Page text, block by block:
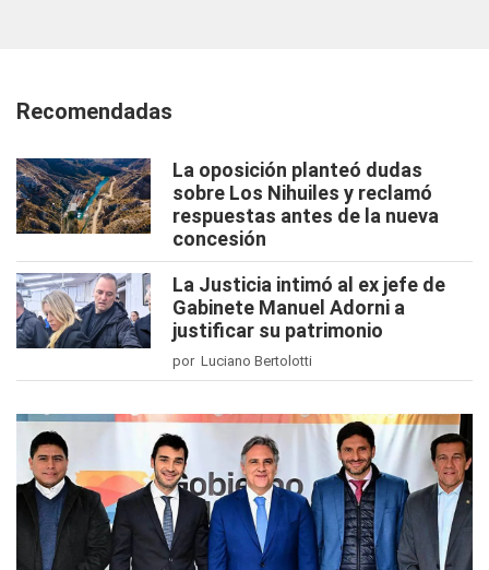
Recomendadas
La oposición planteó dudas
sobre Los Nihuiles y reclamó
respuestas antes de la nueva
concesión
La Justicia intimó al ex jefe de
Gabinete Manuel Adorni a
justificar su patrimonio
por Luciano Bertolotti